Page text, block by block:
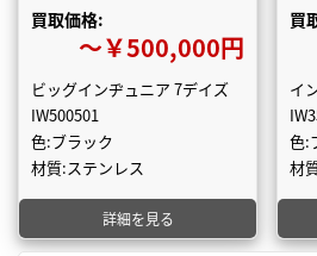
買取価格:
〜￥500,000円
ビッグインヂュニア 7デイズ
IW500501
色:ブラック
材質:ステンレス
詳細を見る
買
イ
色:
材